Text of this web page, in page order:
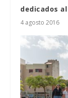
dedicados
4 agosto 2016